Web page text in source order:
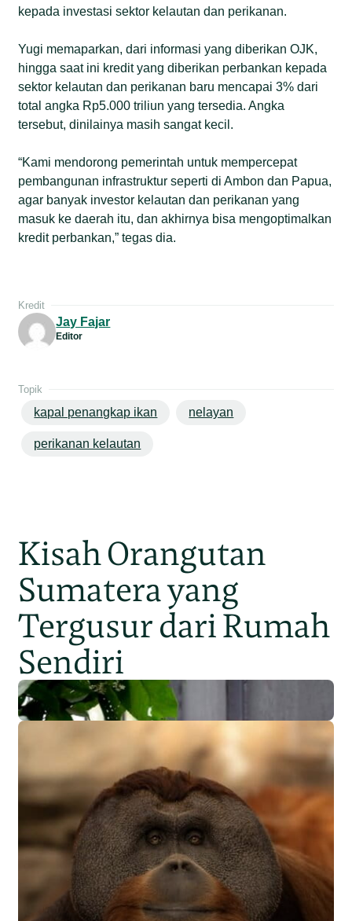
kepada investasi sektor kelautan dan perikanan.
Yugi memaparkan, dari informasi yang diberikan OJK,
hingga saat ini kredit yang diberikan perbankan kepada
sektor kelautan dan perikanan baru mencapai 3% dari
total angka Rp5.000 triliun yang tersedia. Angka
tersebut, dinilainya masih sangat kecil.
“Kami mendorong pemerintah untuk mempercepat
pembangunan infrastruktur seperti di Ambon dan Papua,
agar banyak investor kelautan dan perikanan yang
masuk ke daerah itu, dan akhirnya bisa mengoptimalkan
kredit perbankan,” tegas dia.
Kredit
Jay Fajar
Editor
Topik
kapal penangkap ikan nelayan
perikanan kelautan
Kisah Orangutan
Sumatera yang
Tergusur dari Rumah
Sendiri
Populasi Orangutan